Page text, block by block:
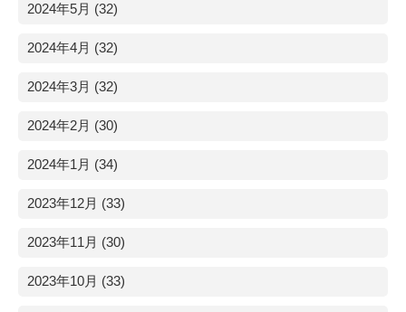
2024年5月 (32)
2024年4月 (32)
2024年3月 (32)
2024年2月 (30)
2024年1月 (34)
2023年12月 (33)
2023年11月 (30)
2023年10月 (33)